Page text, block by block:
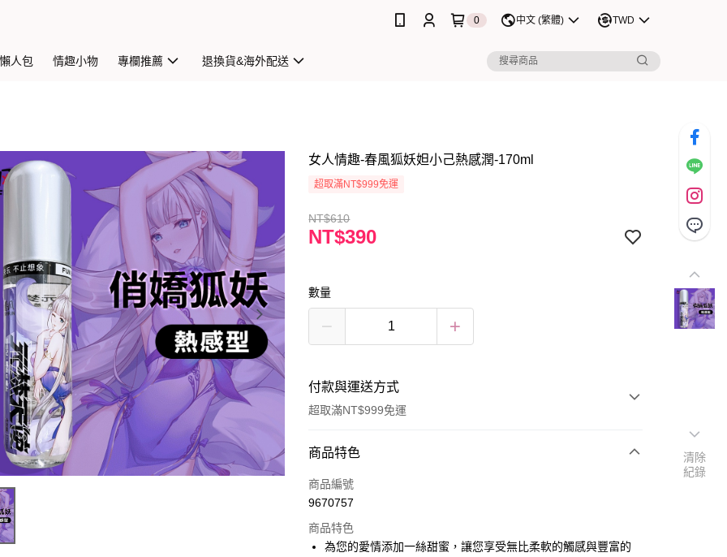
0 中文 (繁體) TWD
人包 情趣小物 專欄推薦 退換貨&海外配送
女人情趣-春風狐妖妲小己熱感潤-170ml
超取滿NT$999免運
NT$610
NT$390
數量
付款與運送方式
超取滿NT$999免運
付款方式
信用卡一次付款
Apple Pay
商品特色
商品編號
9670757
商品特色
為您的愛情添加一絲甜蜜，讓您享受無比柔軟的觸感與豐富的
清除
紀錄